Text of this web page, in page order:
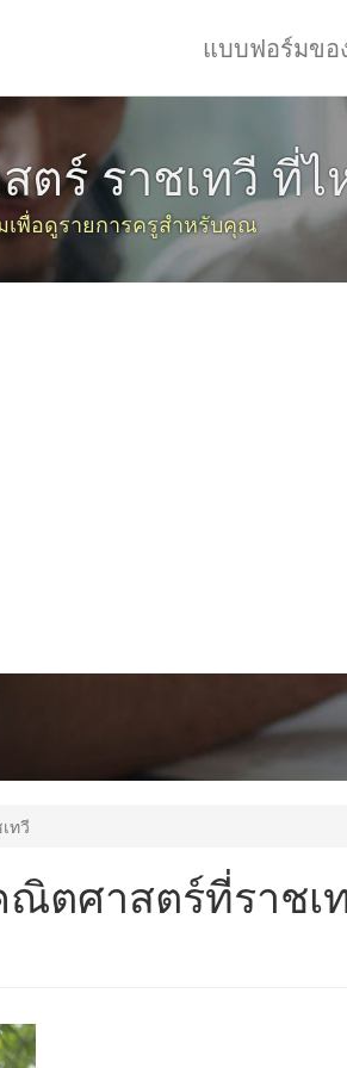
แบบฟอร์มข
ตร์ ราชเทวี ที่
เพื่อดูรายการครูสำหรับคุณ
ทวี
ตศาสตร์ที่ราชเ